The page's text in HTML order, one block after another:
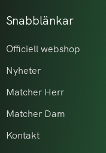
Snabblänkar
Officiell webshop
Nyheter
Matcher Herr
Matcher Dam
Kontakt